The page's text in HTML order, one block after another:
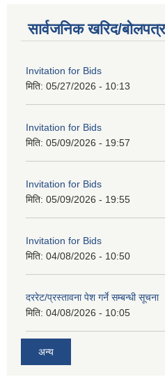
सार्वजनिक खरिद/
Invitation for Bids
मिति: 05/27/2026 - 10:13
Invitation for Bids
मिति: 05/09/2026 - 19:57
Invitation for Bids
मिति: 05/09/2026 - 19:55
Invitation for Bids
मिति: 04/08/2026 - 10:50
दररेट/प्रस्तावना पेश गर्ने सम्बन्धी सूचना
मिति: 04/08/2026 - 10:05
अन्य